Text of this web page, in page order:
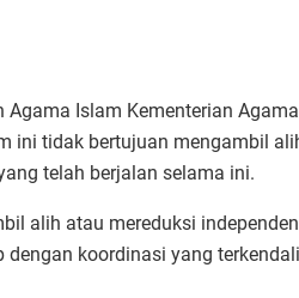
Agama Islam Kementerian
ini tidak bertujuan mengambil
telah berjalan selama ini.
alih atau mereduksi
dengan koordinasi yang